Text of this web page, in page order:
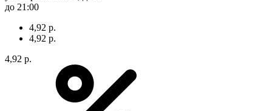
до 21:00
4,92 р.
4,92 р.
4,92 р.